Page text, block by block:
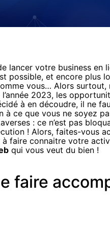
lancer votre business en
possible, et encore plus
vous… Alors
2023, les
à en découdre, il ne
ce que vous ne soyez
: ce n’est pas
! Alors, faites-vous
faire connaitre votre
qui vous veut du bien !
faire